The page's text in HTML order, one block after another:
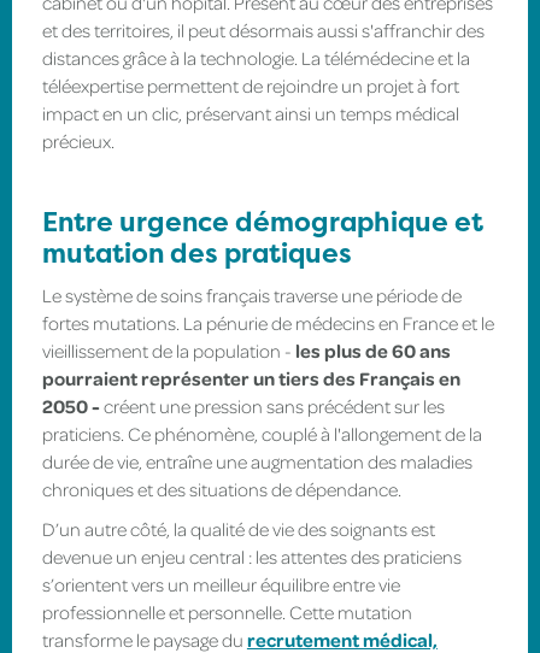
et des territoires, il peut désormais aussi s'affranchir des
distances grâce à la technologie. La télémédecine et la
téléexpertise permettent de rejoindre un projet à fort
impact en un clic, préservant ainsi un temps médical
précieux.
Entre urgence démographique et
mutation des pratiques
Le système de soins français traverse une période de
fortes mutations. La pénurie de médecins en France et le
vieillissement de la population - les plus de 60 ans
pourraient représenter un tiers des Français en
2050 -créent une pression sans précédent sur les
praticiens. Ce phénomène, couplé à l'allongement de la
durée de vie, entraîne une augmentation des maladies
chroniques et des situations de dépendance.
D’un autre côté, la qualité de vie des soignants est
devenue un enjeu central : les attentes des praticiens
s’orientent vers un meilleur équilibre entre vie
professionnelle et personnelle. Cette mutation
transforme le paysage du recrutement médical,